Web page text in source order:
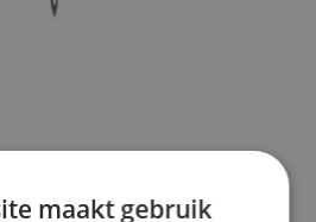
maakt gebruik